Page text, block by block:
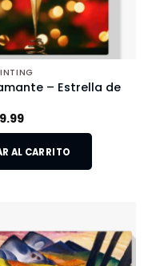
– Estrella de
AL CARRITO